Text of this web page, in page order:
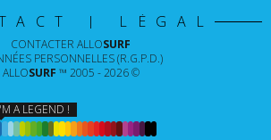
| LÉGAL
CONTACTER ALLOSURF
PERSONNELLES (R.G.P.D.)
ALLOSURF ™ 2005 - 2026 ©
A LEGEND !